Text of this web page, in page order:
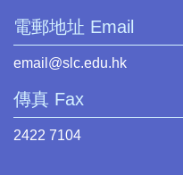
電郵地址 Email
email@slc.edu.hk
傳真 Fax
2422 7104